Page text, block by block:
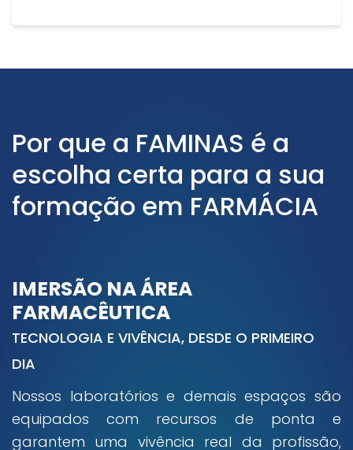
Por que a FAMINAS é a
escolha certa para a sua
formação em FARMÁCIA
IMERSÃO NA ÁREA
FARMACÊUTICA
TECNOLOGIA E VIVÊNCIA, DESDE O PRIMEIRO
DIA
Nossos laboratórios e demais espaços são
equipados com recursos de ponta e
garantem uma vivência real da profissão,